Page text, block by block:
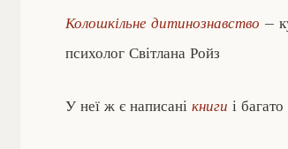
Колошкільне дитинознавство –
психолог Світлана Ройз
У неї ж є написані книги і